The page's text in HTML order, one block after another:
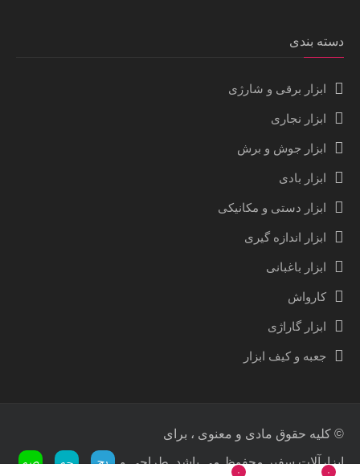
۰ ۰
دسته بندی
ابزار برقی و شارژی
ابزار نجاری
ابزار جوش و برش
ابزار بادی
ابزار دستی و مکانیکی
ابزار اندازه گیری
ابزار باغبانی
کارواش
ابزار گاراژی
جعبه و کیف ابزار
© کلیه حقوق مادی و معنوی ، برای
ابزارآلات سفیر محفوظ می باشد. طراحی و